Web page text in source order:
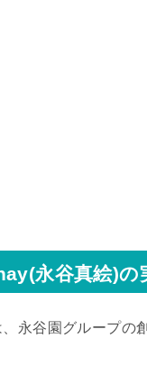
永谷真絵)の
永谷園グループの